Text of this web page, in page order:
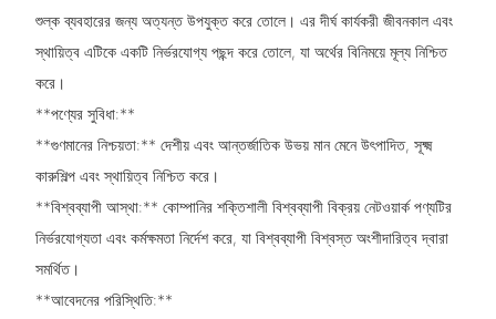
শুল্ক ব্যবহারের জন্য অত্যন্ত উপযুক্ত করে তোলে। এর দীর্ঘ কার্যকরী জীবনকাল এবং
স্থায়িত্ব এটিকে একটি নির্ভরযোগ্য পছন্দ করে তোলে, যা অর্থের বিনিময়ে মূল্য নিশ্চিত
করে।
**পণ্যের সুবিধা:**
**গুণমানের নিশ্চয়তা:** দেশীয় এবং আন্তর্জাতিক উভয় মান মেনে উৎপাদিত, সূক্ষ্ম
কারুশিল্প এবং স্থায়িত্ব নিশ্চিত করে।
**বিশ্বব্যাপী আস্থা:** কোম্পানির শক্তিশালী বিশ্বব্যাপী বিক্রয় নেটওয়ার্ক পণ্যটির
নির্ভরযোগ্যতা এবং কর্মক্ষমতা নির্দেশ করে, যা বিশ্বব্যাপী বিশ্বস্ত অংশীদারিত্ব দ্বারা
সমর্থিত।
**আবেদনের পরিস্থিতি:**